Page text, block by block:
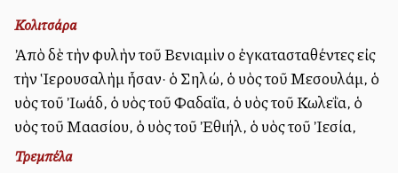
Κολιτσάρα
Ἀπὸ δὲ τὴν φυλὴν τοῦ Βενιαμὶν οἱ ἐγκατασταθέντες εἰς
τὴν Ἱερουσαλὴμ ἦσαν· ὁ Σηλώ, ὁ υἱὸς τοῦ Μεσουλάμ, ὁ
υἱὸς τοῦ Ἰωάδ, ὁ υἱὸς τοῦ Φαδαΐα, ὁ υἱὸς τοῦ Κωλεΐα, ὁ
υἱὸς τοῦ Μαασίου, ὁ υἱὸς τοῦ Ἐθιήλ, ὁ υἱὸς τοῦ Ἰεσία,
Τρεμπέλα